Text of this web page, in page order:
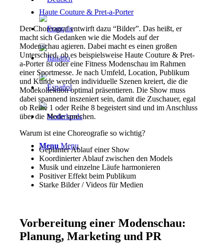
Menu Menu
Haute Couture & Pret-a-Porter
Der Choreograf entwirft dazu “Bilder”. Das heißt, er
macht sich Gedanken wie die Models auf der
Modenschau agieren. Dabei macht es einen großen
Unterschied, ob es beispielsweise Haute Couture & Pret-
a-Porter ist oder eine Fitness Modenschau im Rahmen
einer Sportmesse. Je nach Umfeld, Location, Publikum
und Kunde werden individuelle Szenen kreiert, die die
Modekollektion optimal präsentieren. Die Show muss
dabei spannend inszeniert sein, damit die Zuschauer, egal
ob Reihe 1 oder Reihe 8 begeistert sind und im Anschluss
über die Mode sprechen.
Warum ist eine Choreografie so wichtig?
Geplanter Ablauf einer Show
Koordinierter Ablauf zwischen den Models
Musik und einzelne Läufe harmonieren
Positiver Effekt beim Publikum
Starke Bilder / Videos für Medien
Vorbereitung einer Modenschau:
Planung, Marketing und PR